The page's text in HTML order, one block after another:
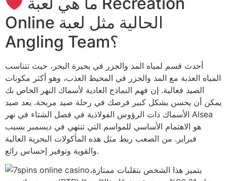
Online الحالية مثل لعبة
Angling Team؟
أحدث قسم لمياه المد والجزر في بحيرة البحر، حيث تتناسب
المياه العذبة مع المد والجزر في المحيط العذب، وهو أكثر مكونات
الصيد فعالية. إن فهم النماذج العادية لأسماك النهر الخاص بك
يمكن أن يحسن بشكل كبير فرصك في رحلة صيد مربحة. يعد صيد
الأسماك ذات الرؤوس الفولاذية في فصل الشتاء في نهر Alsea
هو الاهتمام الأساسي للمواسم التي تنتهي في ديسمبر بسبب
فبراير. من الصعب ربط مثل هذه المأكولات البحرية العالية
والقوية وتوفير إحساس رائع.
يتميز هذا الشخص بتقلبات ممتازة،